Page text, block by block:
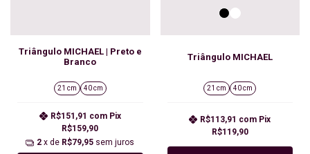
Triângulo MICHAEL | Preto e
Branco
21 cm 40 cm
R$159,90
R$151,91 com Pix
2 x de R$79,95 sem juros
Triângulo MICHAEL
21 cm 40 cm
R$119,90
R$113,91 com Pix